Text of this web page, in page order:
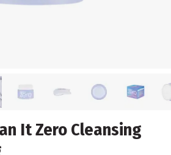
It Zero Cleansing